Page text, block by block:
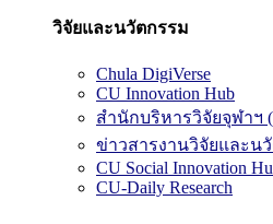
วิจัยและนวัตกรรม
Chula DigiVerse
CU Innovation Hub
สำนักบริหารวิจัยจุฬาฯ
ข่าวสารงานวิจัยและน
CU Social Innovation
CU-Daily Research